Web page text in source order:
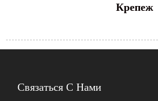
Крепеж
Связаться С Нами